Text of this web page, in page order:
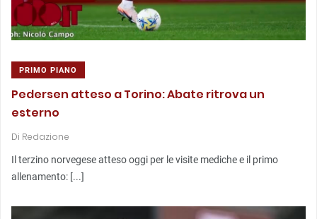
PRIMO PIANO
Pedersen atteso a Torino: Abate ritrova un
esterno
Di Redazione
Il terzino norvegese atteso oggi per le visite mediche e il primo
allenamento: [...]